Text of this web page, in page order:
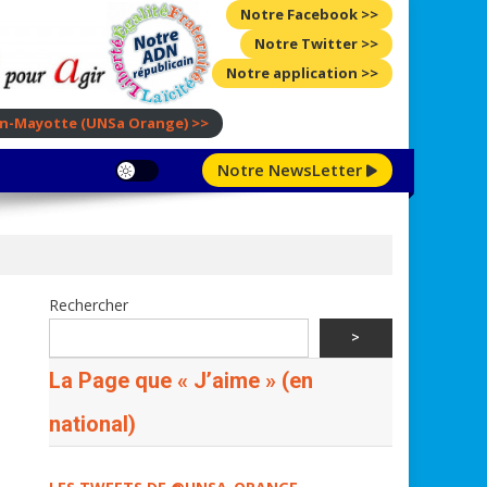
Notre Facebook >>
Notre Twitter >>
Notre application >>
Mayotte (UNSa Orange) >>
Notre NewsLetter
Rechercher
>
La Page que « J’aime » (en
national)